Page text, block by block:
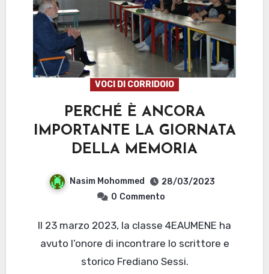
VOCI DI CORRIDOIO
PERCHÉ È ANCORA
IMPORTANTE LA GIORNATA
DELLA MEMORIA
Nasim Mohommed
28/03/2023
0 Commento
Il 23 marzo 2023, la classe 4EAUMENE ha
avuto l’onore di incontrare lo scrittore e
storico Frediano Sessi.